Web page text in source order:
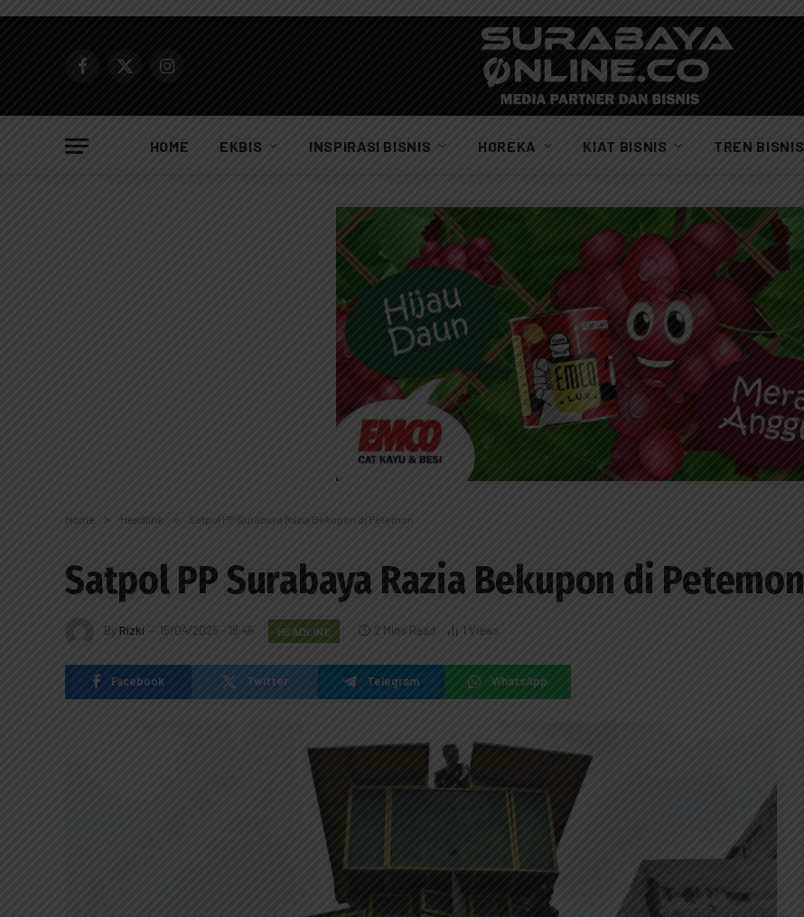
Facebook
X
Instagram
HOME EKBIS INSPIRASI BISNIS HOREKA KIAT BISNIS TREN BISNIS
Home » Headline » Satpol PP Surabaya Razia Bekupon di Petemon
Satpol PP Surabaya Razia Bekupon di Petemon
By Rizki 15/04/2025 - 16:46 HEADLINE 2 Mins Read 1 Views
Facebook Twitter Telegram WhatsApp